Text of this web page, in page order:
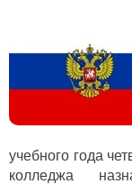
учебного года
колледжа